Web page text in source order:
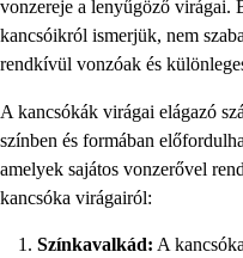
vonzereje a lenyűgöző virágai.
kancsóikról ismerjük, nem
rendkívül vonzóak és
A kancsókák virágai elágazó
színben és formában
amelyek sajátos vonzerővel
kancsóka virágairól:
Színkavalkád: A